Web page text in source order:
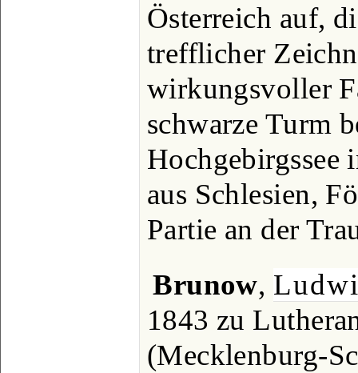
Österreich auf,
trefflicher
wirkungsvoller
schwarze Turm
Hochgebirgssee
aus Schlesien,
Partie an der
Brunow,
1843 zu
(Mecklenburg-